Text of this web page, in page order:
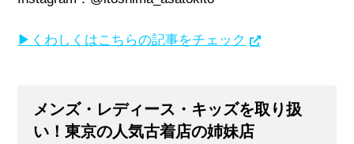
▶くわしくはこちらの記事をチェック
メンズ・レディース・キッズを取り扱
い！東京の人気古着店の姉妹店